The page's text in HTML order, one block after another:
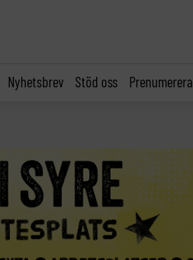
Nyhetsbrev Stöd oss Prenumerera